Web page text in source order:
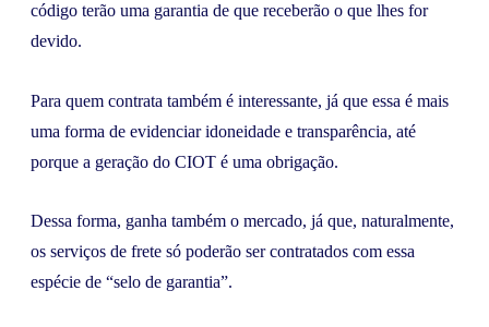
código terão uma garantia de que receberão o que lhes for
devido.
Para quem contrata também é interessante, já que essa é mais
uma forma de evidenciar idoneidade e transparência, até
porque a geração do CIOT é uma obrigação.
Dessa forma, ganha também o mercado, já que, naturalmente,
os serviços de frete só poderão ser contratados com essa
espécie de “selo de garantia”.